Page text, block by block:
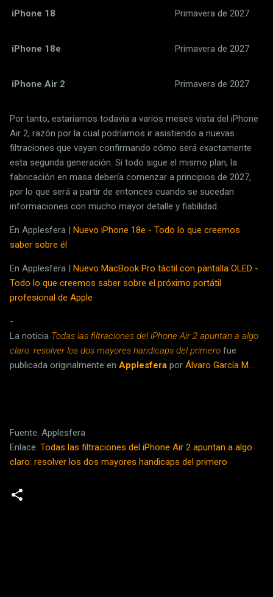
iPhone 18 Primavera de 2027
iPhone 18e Primavera de 2027
iPhone Air 2 Primavera de 2027
Por tanto, estaríamos todavía a varios meses vista del iPhone
Air 2, razón por la cual podríamos ir asistiendo a nuevas
filtraciones que vayan confirmando cómo será exactamente
esta segunda generación. Si todo sigue el mismo plan, la
fabricación en masa debería comenzar a principios de 2027,
por lo que será a partir de entonces cuando se sucedan
informaciones con mucho mayor detalle y fiabilidad.
En Applesfera | Nuevo iPhone 18e - Todo lo que creemos
saber sobre él
En Applesfera | Nuevo MacBook Pro táctil con pantalla OLED -
Todo lo que creemos saber sobre el próximo portátil
profesional de Apple
-
La noticia Todas las filtraciones del iPhone Air 2 apuntan a algo
claro: resolver los dos mayores handicaps del primero fue
publicada originalmente en Applesfera por Álvaro García M. .
Fuente: Applesfera
Enlace: Todas las filtraciones del iPhone Air 2 apuntan a algo
claro: resolver los dos mayores handicaps del primero